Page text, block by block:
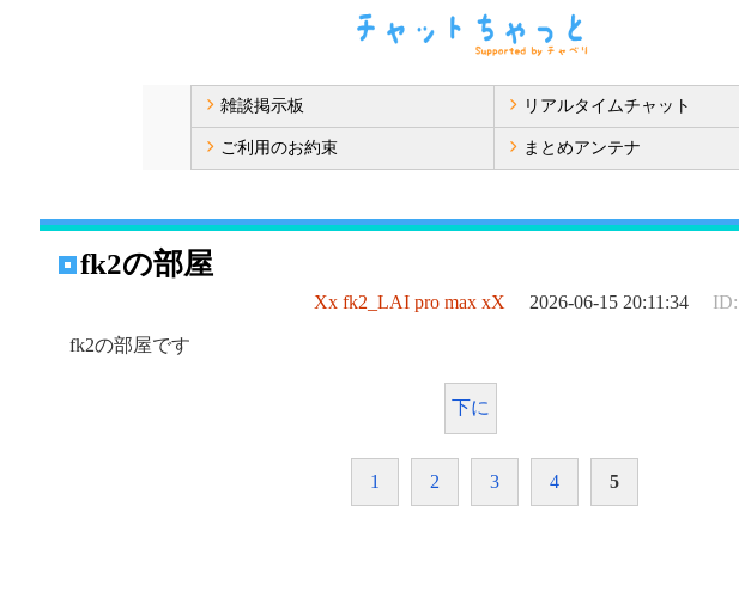
雑談掲示板 リアルタイムチャット
ご利用のお約束 まとめアンテナ
fk2の部屋
Xx fk2_LAI pro max xX 2026-06-15 20:11:34
fk2の部屋です
下に
1 2 3 4 5